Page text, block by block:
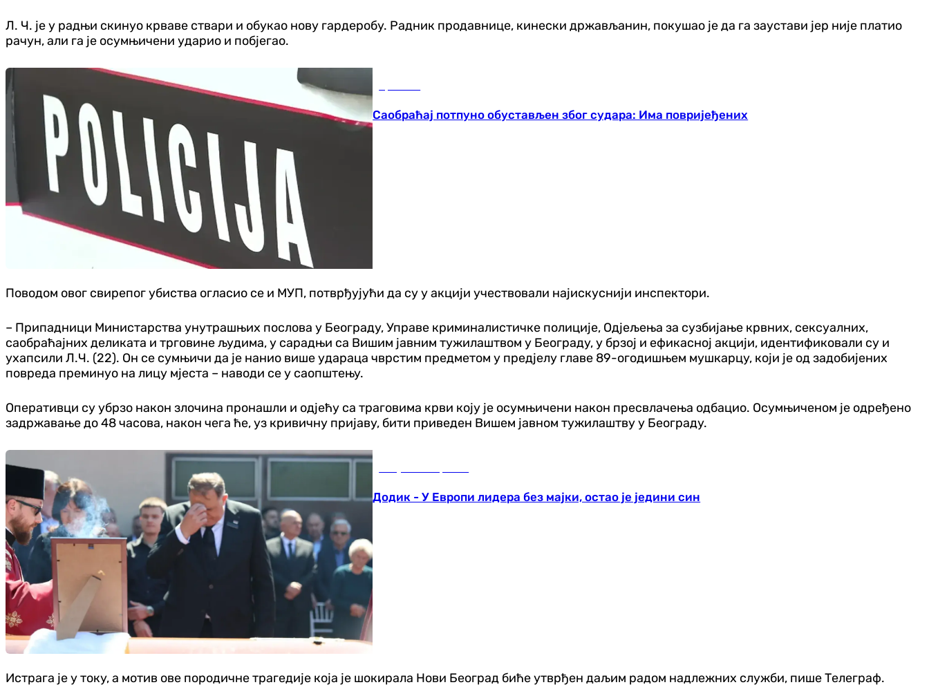
Л. Ч. је у радњи скинуо крваве ствари и обукао нову гардеробу. Радник продавнице, кинески држављанин, покушао је да га заустави јер није платио
рачун, али га је осумњичени ударио и побјегао.
Саобраћај потпуно обустављен због судара: Има повријеђених
Поводом овог свирепог убиства огласио се и МУП, потврђујући да су у акцији учествовали најискуснији инспектори.
– Припадници Министарства унутрашњих послова у Београду, Управе криминалистичке полиције, Одјељења за сузбијање крвних, сексуалних,
саобраћајних деликата и трговине људима, у сарадњи са Вишим јавним тужилаштвом у Београду, у брзој и ефикасној акцији, идентификовали су и
ухапсили Л.Ч. (22). Он се сумњичи да је нанио више удараца чврстим предметом у предјелу главе 89-огодишњем мушкарцу, који је од задобијених
повреда преминуо на лицу мјеста – наводи се у саопштењу.
Оперативци су убрзо након злочина пронашли и одјећу са траговима крви коју је осумњичени након пресвлачења одбацио. Осумњиченом је одређено
задржавање до 48 часова, након чега ће, уз кривичну пријаву, бити приведен Вишем јавном тужилаштву у Београду.
Додик - У Европи лидера без мајки, остао је једини син
Истрага је у току, а мотив ове породичне трагедије која је шокирала Нови Београд биће утврђен даљим радом надлежних служби, пише Телеграф.